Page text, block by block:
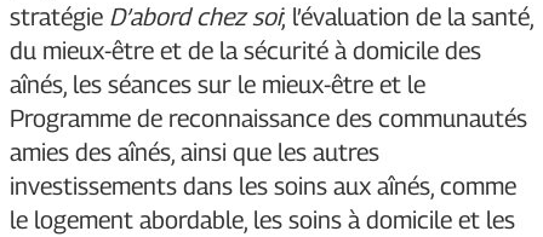
stratégie D’abord chez soi; l’évaluation de la santé,
du mieux-être et de la sécurité à domicile des
aînés, les séances sur le mieux-être et le
Programme de reconnaissance des communautés
amies des aînés, ainsi que les autres
investissements dans les soins aux aînés, comme
le logement abordable, les soins à domicile et les